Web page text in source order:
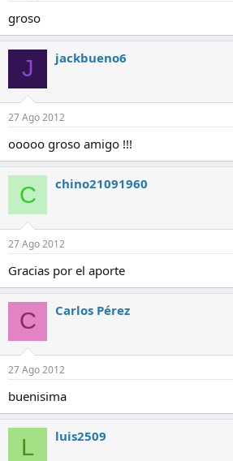
s
:
groso
J jackbueno6
27 Ago 2012
ooooo groso amigo !!!
C chino21091960
27 Ago 2012
Gracias por el aporte
C Carlos Pérez
27 Ago 2012
buenisima
L luis2509